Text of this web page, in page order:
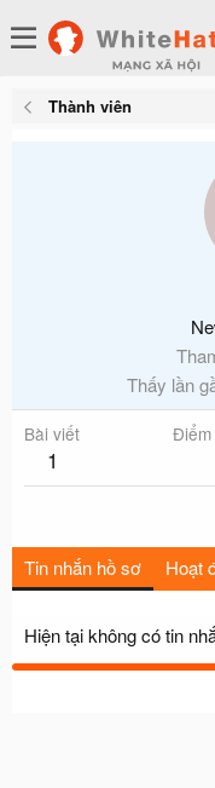
Thành viên
Thấy lần
Bài viết
1
Tin nhắn hồ sơ Hoạt
Hiện tại không có tin